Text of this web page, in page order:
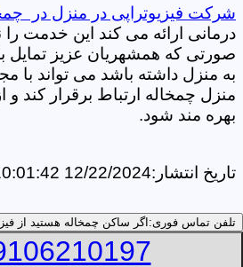
شرکت فیزیوتراپی در منزل در
درمانی ارائه می کند این خدمت را
صورتی که همشهریان عزیز تمایل
به منزل داشته باشد می تواند با
منزل چمخاله ارتباط برقرار کند
بهره مند شود.
تاریخ انتشار:12/22/2024 10:01:42 AM
تلفن تماس فوری: اگر ساکن چمخاله هستید از